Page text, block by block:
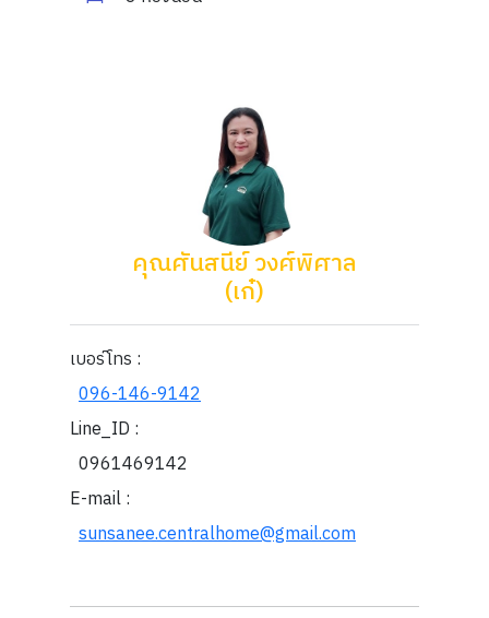
คุณศันสนีย์ วงศ์พิศาล
(เก๋)
เบอร์โทร :
096-146-9142
Line_ID :
0961469142
E-mail :
sunsanee.centralhome@gmail.com